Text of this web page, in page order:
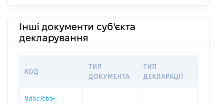
Інші документи суб'єкта
декларування
КОД
ТИП
ДОКУМЕНТА
ТИП
ДЕКЛАРАЦІЇ
9dba7cb5-